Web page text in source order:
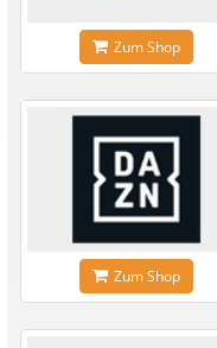
Zum Shop
Zum Shop